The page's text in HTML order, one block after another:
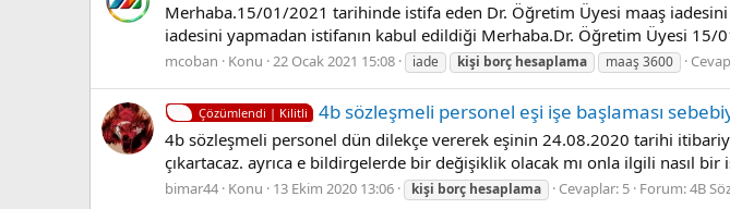
Merhaba.15/01/2021 tarihinde istifa eden Dr. Öğretim Üyesi maaş
iadesini yapmadan istifanın kabul edildiği Merhaba.Dr. Öğretim Üyesi
mcoban Konu 22 Ocak 2021 15:08 iade kişi borç hesaplama maaş 3600
Çözümlendi | Kilitli 4b sözleşmeli personel eşi işe başlaması
4b sözleşmeli personel dün dilekçe vererek eşinin 24.08.2020 tarihi
çıkartacaz. ayrıca e bildirgelerde bir değişiklik olacak mı onla ilgili nasıl
bimar44 Konu 13 Ekim 2020 13:06 kişi borç hesaplama Cevaplar: 5 Forum:4B